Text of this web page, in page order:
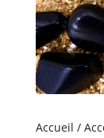
Accueil /